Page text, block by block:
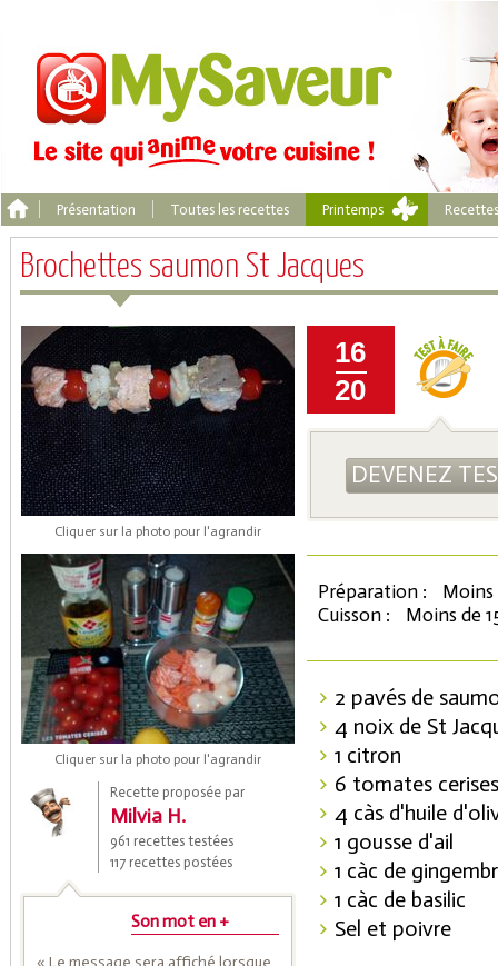
Présentation Toutes les recettes Printemps
Brochettes saumon St Jacques
Cliquer sur la photo pour l'agrandir
Cliquer sur la photo pour l'agrandir
Recette proposée par
Milvia H.
961 recettes testées
117 recettes postées
Son mot en +
« Le message sera affiché lorsque
16
20
DEVENEZ
Préparation :
Moins
Cuisson :
Moins de
2 pavés de
4 noix de St
1 citron
6 tomates cerises
4 càs d'huile
1 gousse d'ail
1 càc de
1 càc de basilic
Sel et poivre
Coupons de réduction
Saveurs de l'Année